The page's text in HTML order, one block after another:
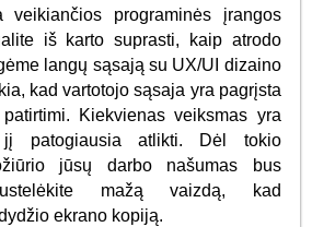
veikiančios programinės įrangos
iš karto suprasti, kaip atrodo
langų sąsają su UX/UI dizaino
kad vartotojo sąsaja yra pagrįsta
Kiekvienas veiksmas yra
patogiausia atlikti. Dėl tokio
jūsų darbo našumas bus
mažą vaizdą, kad
ekrano kopiją.